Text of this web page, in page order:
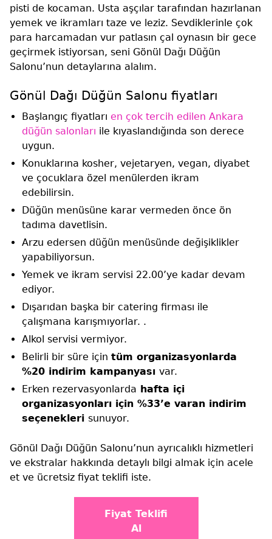
pisti de kocaman. Usta aşçılar tarafından hazırlanan
yemek ve ikramları taze ve leziz. Sevdiklerinle çok
para harcamadan vur patlasın çal oynasın bir gece
geçirmek istiyorsan, seni Gönül Dağı Düğün
Salonu’nun detaylarına alalım.
Gönül Dağı Düğün Salonu fiyatları
Başlangıç fiyatları en çok tercih edilen Ankara
düğün salonları ile kıyaslandığında son derece
uygun.
Konuklarına kosher, vejetaryen, vegan, diyabet
ve çocuklara özel menülerden ikram
edebilirsin.
Düğün menüsüne karar vermeden önce ön
tadıma davetlisin.
Arzu edersen düğün menüsünde değişiklikler
yapabiliyorsun.
Yemek ve ikram servisi 22.00’ye kadar devam
ediyor.
Dışarıdan başka bir catering firması ile
çalışmana karışmıyorlar. .
Alkol servisi vermiyor.
Belirli bir süre için tüm organizasyonlarda
%20 indirim kampanyası var.
Erken rezervasyonlarda hafta içi
organizasyonları için %33’e varan indirim
seçenekleri sunuyor.
Gönül Dağı Düğün Salonu’nun ayrıcalıklı hizmetleri
ve ekstralar hakkında detaylı bilgi almak için acele
et ve ücretsiz fiyat teklifi iste.
Fiyat Teklifi
Al